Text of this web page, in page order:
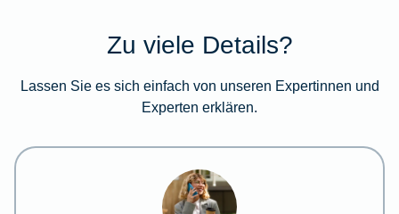
Zu viele Details?
Lassen Sie es sich einfach von unseren Expertinnen und
Experten erklären.